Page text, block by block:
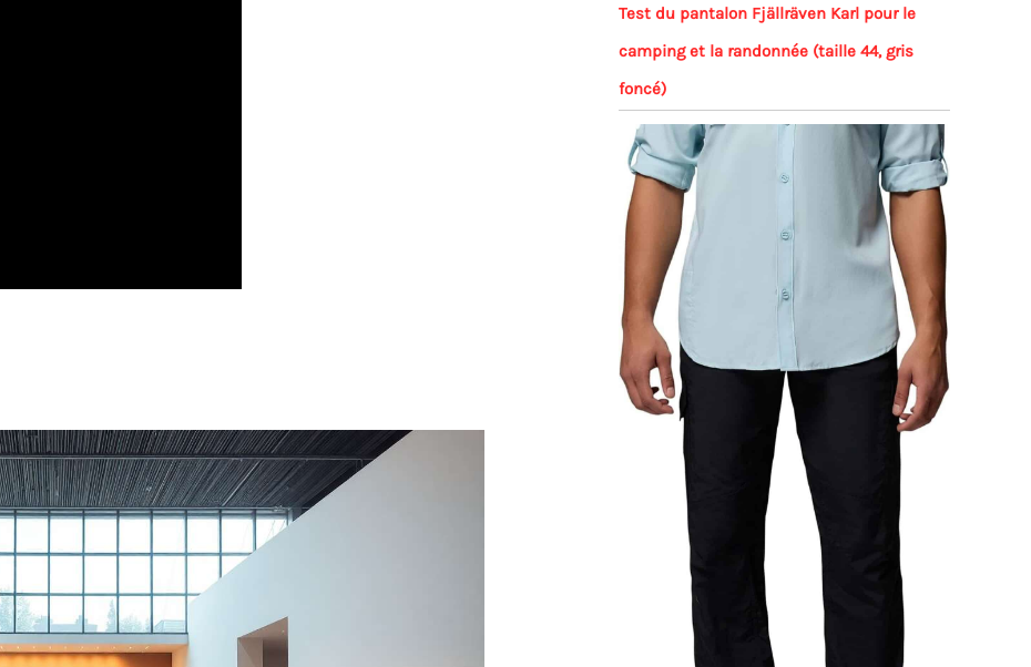
Test du pantalon Fjällräven Karl pour le
camping et la randonnée (taille 44, gris
foncé)